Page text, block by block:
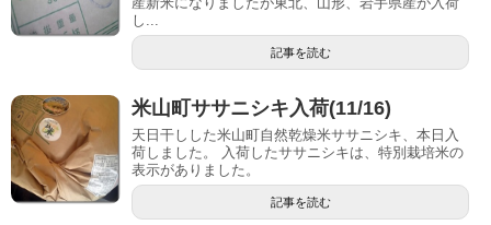
し...
記事を読む
米山町ササニシキ入荷(11/16)
天日干しした米山町自然乾燥米ササニシキ、本日入
荷しました。 入荷したササニシキは、特別栽培米の
表示がありました。
記事を読む